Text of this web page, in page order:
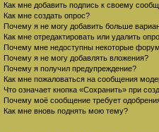
Как мне добавить подпись к своему
Как мне создать опрос?
Почему я не могу добавить больше
Как мне отредактировать или удалить
Почему мне недоступны некоторые
Почему я не могу добавлять вложения?
Почему я получил предупреждение?
Как мне пожаловаться на сообщения
Что означает кнопка «Сохранить» при
Почему моё сообщение требует
Как мне вновь поднять мою тему?